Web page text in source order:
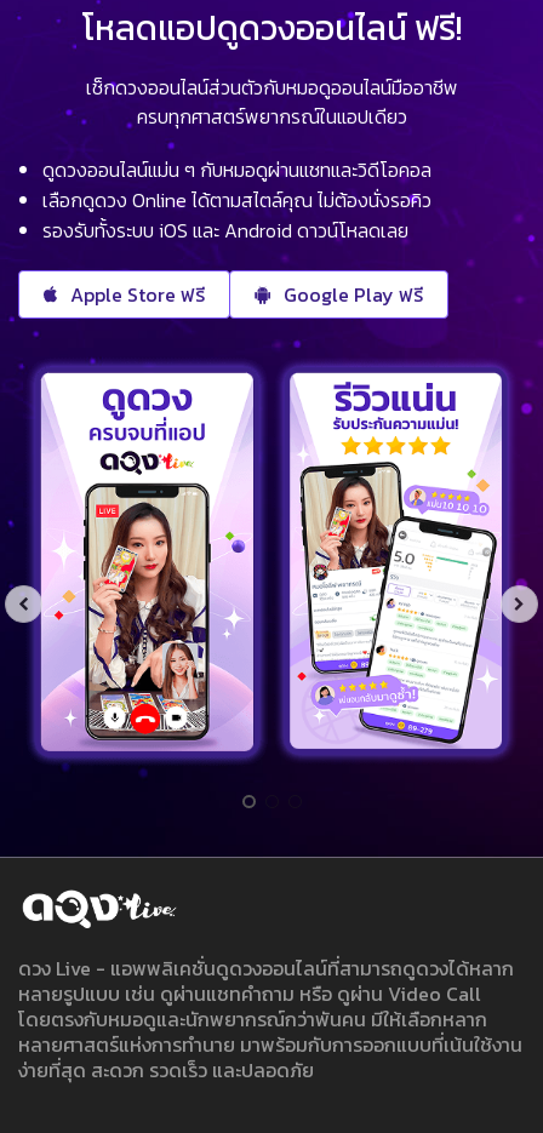
โหลดแอปดูดวงออนไลน์ ฟรี!
เช็กดวงออนไลน์ส่วนตัวกับหมอดูออนไลน์มืออาชีพ
ครบทุกศาสตร์พยากรณ์ในแอปเดียว
ดูดวงออนไลน์แม่น ๆ กับหมอดูผ่านแชทและวิดีโอคอล
เลือกดูดวง Online ได้ตามสไตล์คุณ ไม่ต้องนั่งรอคิว
รองรับทั้งระบบ iOS และ Android ดาวน์โหลดเลย
Apple Store ฟรี Google Play ฟรี
ดวง Live - แอพพลิเคชั่นดูดวงออนไลน์ที่สามารถดูดวงได้หลาก
หลายรูปแบบ เช่น ดูผ่านแชทคำถาม หรือ ดูผ่าน Video Call
โดยตรงกับหมอดูและนักพยากรณ์กว่าพันคน มีให้เลือกหลาก
หลายศาสตร์แห่งการทำนาย มาพร้อมกับการออกแบบที่เน้นใช้งาน
ง่ายที่สุด สะดวก รวดเร็ว และปลอดภัย